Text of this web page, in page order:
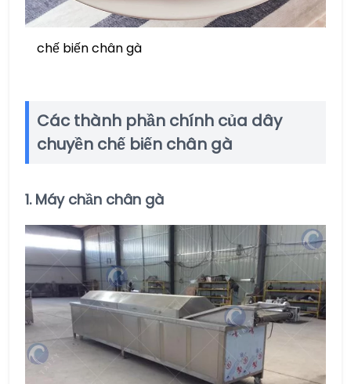
chế biến chân gà
Các thành phần chính của dây
chuyền chế biến chân gà
1. Máy chần chân gà